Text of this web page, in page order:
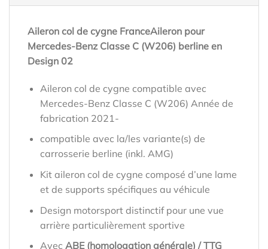
Aileron col de cygne FranceAileron pour
Mercedes-Benz Classe C (W206) berline en
Design 02
Aileron col de cygne compatible avec
Mercedes-Benz Classe C (W206) Année de
fabrication 2021-
compatible avec la/les variante(s) de
carrosserie berline (inkl. AMG)
Kit aileron col de cygne composé d’une lame
et de supports spécifiques au véhicule
Design motorsport distinctif pour une vue
arrière particulièrement sportive
Avec ABE (homologation générale) / TTG